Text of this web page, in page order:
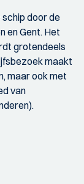
door de
en Gent. Het
grotendeels
maakt
maar ook met
van